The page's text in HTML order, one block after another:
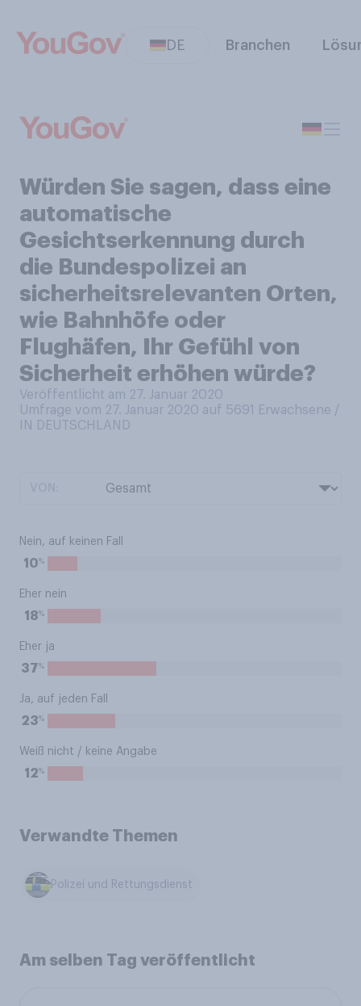
DE Branchen
Würden Sie sagen, dass eine
automatische
Gesichtserkennung durch
die Bundespolizei an
sicherheitsrelevanten Orten,
wie Bahnhöfe oder
Flughäfen, Ihr Gefühl von
Sicherheit erhöhen würde?
Veröffentlicht am 27. Januar 2020
Umfrage vom 27. Januar 2020 auf 5691
Erwachsene /
IN DEUTSCHLAND
Nein, auf keinen Fall
10%
Eher nein
18%
Eher ja
37%
Ja, auf jeden Fall
23%
Weiß nicht / keine Angabe
12%
Verwandte Themen
Polizei und Rettungsdienst
Am selben Tag veröffentlicht